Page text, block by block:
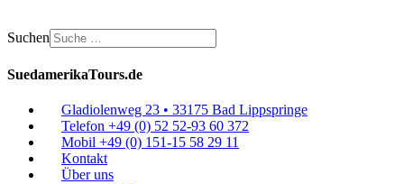
Suchen
SuedamerikaTours.de
Gladiolenweg 23 • 33175 Bad Lippspringe
Telefon +49 (0) 52 52-93 60 372
Mobil +49 (0) 151-15 58 29 11
Kontakt
Über uns